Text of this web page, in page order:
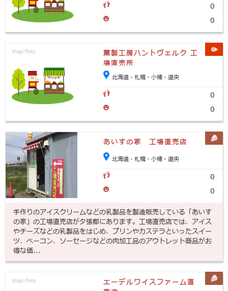
0
0
薫製工房ハントヴェルク 工
場直売所
北海道・札幌・小樽・道央
0
0
あいすの家 工場直売店
北海道・札幌・小樽・道央
0
0
手作りのアイスクリームなどの乳製品を製造販売している「あいす
の家」の工場直売店が夕張郡にあります。工場直売店では、アイス
やチーズなどの乳製品をはじめ、プリンやカステラといったスイー
ツ、ベーコン、ソーセージなどの肉加工品のアウトレット商品がお
得な価...
エーデルワイスファーム直